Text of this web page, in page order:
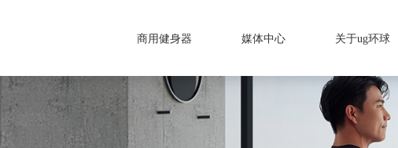
商用健身器 媒体中心 关于ug环球